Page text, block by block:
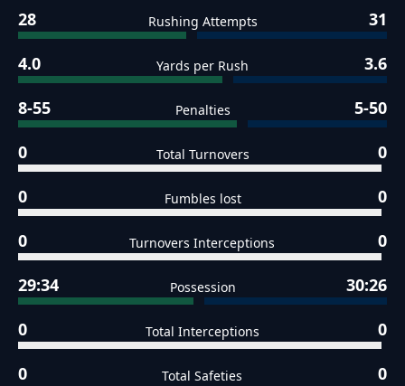
28 Rushing Attempts 31
4.0 Yards per Rush 3.6
8-55 Penalties 5-50
0 Total Turnovers 0
0 Fumbles lost 0
0 Turnovers Interceptions 0
29:34 Possession 30:26
0 Total Interceptions 0
0 Total Safeties 0